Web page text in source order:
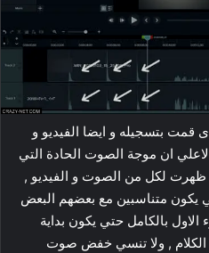
قمت بتسجيله و ايضا الفيديو و
ان موجة الصوت الحادة التي
ظهرت لكل من الصوت و الفيديو ,
يكون متناسبين مع بعضهم البعض
بالكامل حتي يكون بداية
الكلام , ولا تنسي خفض صوت